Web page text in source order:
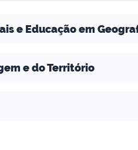
e Educação em
e do Território